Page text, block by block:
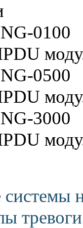
и
тревоги